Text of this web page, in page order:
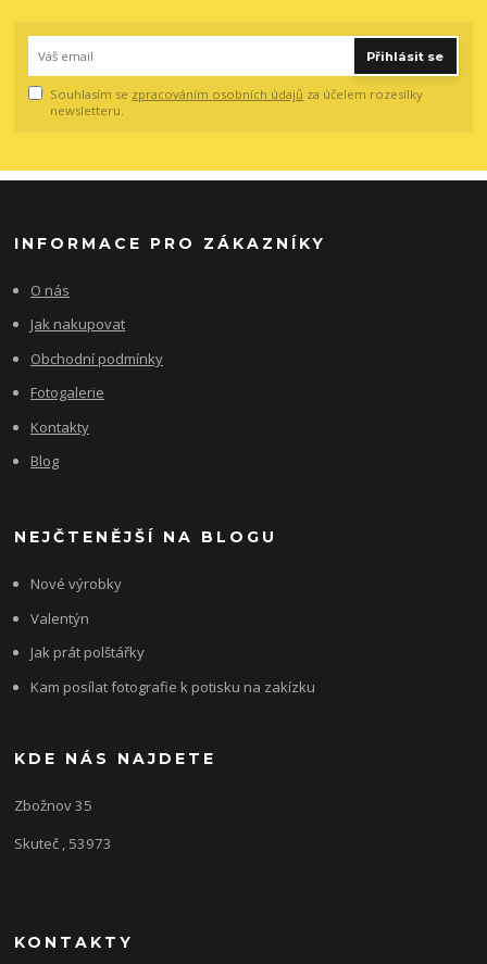
Přihlásit se
Souhlasím se zpracováním osobních údajů za účelem rozesílky
newsletteru.
INFORMACE PRO ZÁKAZNÍKY
O nás
Jak nakupovat
Obchodní podmínky
Fotogalerie
Kontakty
Blog
NEJČTENĚJŠÍ NA BLOGU
Nové výrobky
Valentýn
Jak prát polštářky
Kam posílat fotografie k potisku na zakízku
KDE NÁS NAJDETE
Zbožnov 35
Skuteč , 53973
KONTAKTY